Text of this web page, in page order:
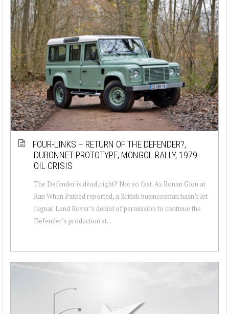
FOUR-LINKS – RETURN OF THE DEFENDER?,
DUBONNET PROTOTYPE, MONGOL RALLY, 1979
OIL CRISIS
The Defender is dead, right? Not so fast. As Ronan Glon at
Ran When Parked reported, a British businessman hasn’t let
Jaguar Land Rover’s denial of permission to continue the
Defender’s production st...